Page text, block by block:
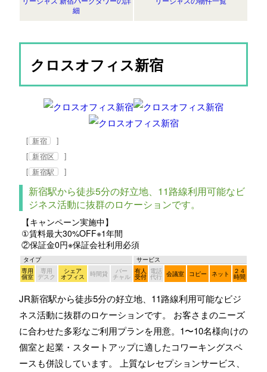
細
クロスオフィス新宿
[ 新宿
]
[ 新宿区
]
[ 新宿駅 ]
新宿駅から徒歩5分の好立地、11路線利用可能なビ
ジネス活動に抜群のロケーションです。
【キャンペーン実施中】
①賃料最大30%OFF※1年間
②保証金0円※保証会社利用必須
タイプ
サービス
専用
個室
専用
デスク
シェア
オフィス 時間貸 バー
チャル
有人
受付
電話
代行 会議室 コピー ネット ２４
時間
JR新宿駅から徒歩5分の好立地、11路線利用可能なビジ
ネス活動に抜群のロケーションです。 お客さまのニーズ
に合わせた多彩なご利用プランを用意。1〜10名様向けの
個室と起業・スタートアップに適したコワーキングスペ
ースも併設しています。 上質なレセプションサービス、